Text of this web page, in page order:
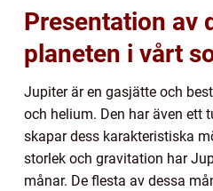
Presentation av
planeten i vårt
Jupiter är en gasjätte och
och helium. Den har även ett
skapar dess karakteristiska
storlek och gravitation har
månar. De flesta av dessa